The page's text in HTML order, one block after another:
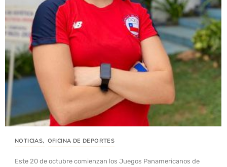
NOTICIAS, OFICINA DE DEPORTES
Este 20 de octubre comienzan los Juegos Panamericanos de